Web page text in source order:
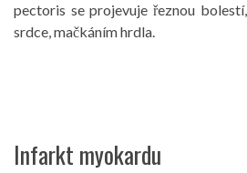
pectoris se projevuje řeznou
srdce, mačkáním hrdla.
Infarkt myokardu